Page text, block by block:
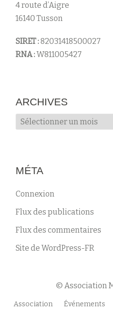
4 route d’Aigre
16140 Tusson
SIRET :82031418500027
RNA :W811005427
ARCHIVES
Archives
MÉTA
Connexion
Flux des publications
Flux des commentaires
Site de WordPress-FR
© Association
Menu
Association Événements